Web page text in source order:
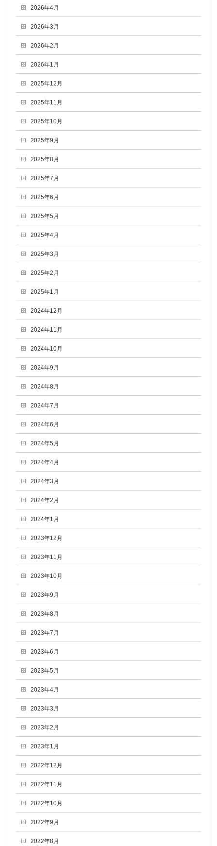
2026年4月
2026年3月
2026年2月
2026年1月
2025年12月
2025年11月
2025年10月
2025年9月
2025年8月
2025年7月
2025年6月
2025年5月
2025年4月
2025年3月
2025年2月
2025年1月
2024年12月
2024年11月
2024年10月
2024年9月
2024年8月
2024年7月
2024年6月
2024年5月
2024年4月
2024年3月
2024年2月
2024年1月
2023年12月
2023年11月
2023年10月
2023年9月
2023年8月
2023年7月
2023年6月
2023年5月
2023年4月
2023年3月
2023年2月
2023年1月
2022年12月
2022年11月
2022年10月
2022年9月
2022年8月